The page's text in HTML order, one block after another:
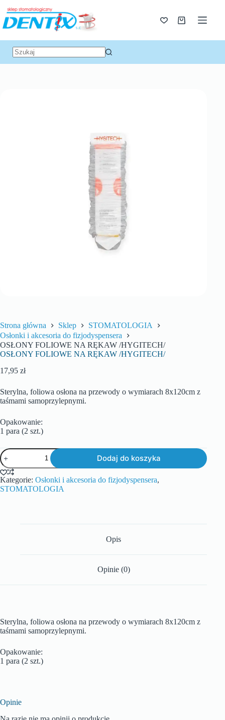
Strona główna Sklep
STOMATOLOGIA
Osłonki i akcesoria do fizjodyspensera
OSŁONY FOLIOWE NA RĘKAW /HYGITECH/
OSŁONY FOLIOWE NA RĘKAW /HYGITECH/
17,95 zł
Sterylna, foliowa osłona na przewody o wymiarach 8x120cm z
taśmami samoprzylepnymi.
Opakowanie:
1 para (2 szt.)
Dodaj do koszyka
Kategorie: Osłonki i akcesoria do fizjodyspensera,
STOMATOLOGIA
Opis
Opinie (0)
Sterylna, foliowa osłona na przewody o wymiarach 8x120cm z
taśmami samoprzylepnymi.
Opakowanie:
1 para (2 szt.)
Opinie